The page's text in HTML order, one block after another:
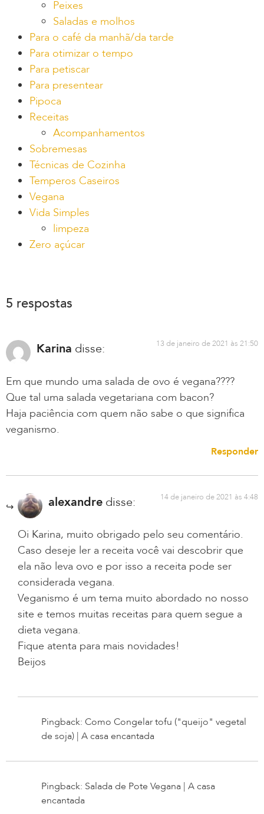
Peixes
Saladas e molhos
Para o café da manhã/da tarde
Para otimizar o tempo
Para petiscar
Para presentear
Pipoca
Receitas
Acompanhamentos
Sobremesas
Técnicas de Cozinha
Temperos Caseiros
Vegana
Vida Simples
limpeza
Zero açúcar
5 respostas
Karina disse: 13 de janeiro de 2021 às 21:50
Em que mundo uma salada de ovo é vegana????
Que tal uma salada vegetariana com bacon?
Haja paciência com quem não sabe o que significa
veganismo.
Responder
alexandre disse: 14 de janeiro de 2021 às 4:48
Oi Karina, muito obrigado pelo seu comentário.
Caso deseje ler a receita você vai descobrir que
ela não leva ovo e por isso a receita pode ser
considerada vegana.
Veganismo é um tema muito abordado no nosso
site e temos muitas receitas para quem segue a
dieta vegana.
Fique atenta para mais novidades!
Beijos
Pingback: Como Congelar tofu ("queijo" vegetal
de soja) | A casa encantada
Pingback: Salada de Pote Vegana | A casa
encantada